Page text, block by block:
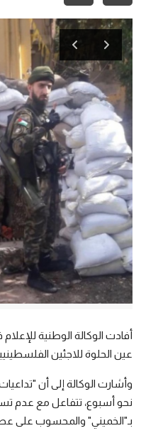
رياضة
الطقس
إقتصاد
صور وفنون
معرض الصور
صوتيات
التوجيهي
أفادت الوكالة الوطنية
عين الحلوة للاجئين
وأشارت الوكالة إلى أن
نحو أسبوع، تتفاعل مع عدم
بـ"الخميني" والمحسوب على